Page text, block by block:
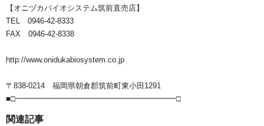
【オニヅカバイオシステム筑前直売店】
TEL 0946-42-8333
FAX 0946-42-8338
http://www.onidukabiosystem.co.jp
〒838-0214 福岡県朝倉郡筑前町東小田1291
■□━━━━━━━━━━━━━━━━━━━━━□
関連記事